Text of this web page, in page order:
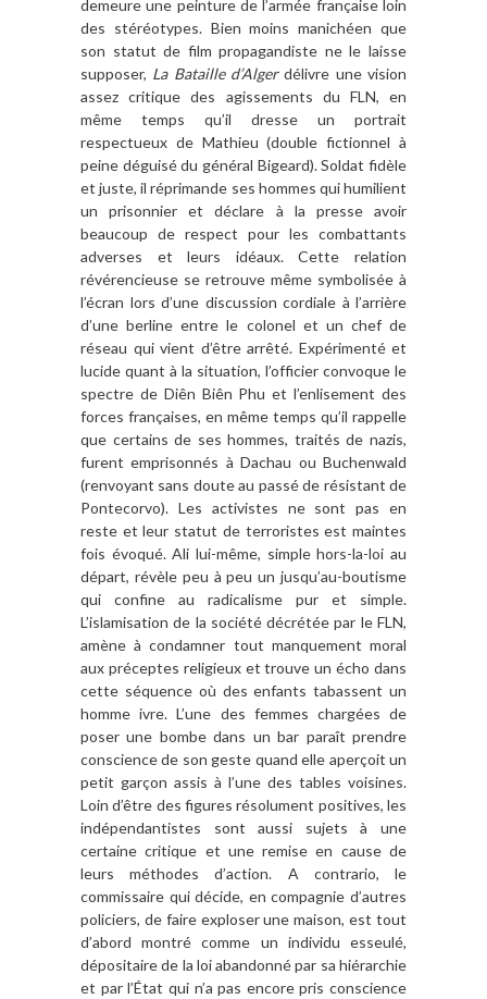
demeure une peinture de l’armée française loin
des stéréotypes. Bien moins manichéen que
son statut de film propagandiste ne le laisse
supposer, La Bataille d’Algerdélivre une vision
assez critique des agissements du FLN, en
même temps qu’il dresse un portrait
respectueux de Mathieu (double fictionnel à
peine déguisé du général Bigeard). Soldat fidèle
et juste, il réprimande ses hommes qui humilient
un prisonnier et déclare à la presse avoir
beaucoup de respect pour les combattants
adverses et leurs idéaux. Cette relation
révérencieuse se retrouve même symbolisée à
l’écran lors d’une discussion cordiale à l’arrière
d’une berline entre le colonel et un chef de
réseau qui vient d’être arrêté. Expérimenté et
lucide quant à la situation, l’officier convoque le
spectre de Diên Biên Phu et l’enlisement des
forces françaises, en même temps qu’il rappelle
que certains de ses hommes, traités de nazis,
furent emprisonnés à Dachau ou Buchenwald
(renvoyant sans doute au passé de résistant de
Pontecorvo). Les activistes ne sont pas en
reste et leur statut de terroristes est maintes
fois évoqué. Ali lui-même, simple hors-la-loi au
départ, révèle peu à peu un jusqu’au-boutisme
qui confine au radicalisme pur et simple.
L’islamisation de la société décrétée par le FLN,
amène à condamner tout manquement moral
aux préceptes religieux et trouve un écho dans
cette séquence où des enfants tabassent un
homme ivre. L’une des femmes chargées de
poser une bombe dans un bar paraît prendre
conscience de son geste quand elle aperçoit un
petit garçon assis à l’une des tables voisines.
Loin d’être des figures résolument positives, les
indépendantistes sont aussi sujets à une
certaine critique et une remise en cause de
leurs méthodes d’action. A contrario, le
commissaire qui décide, en compagnie d’autres
policiers, de faire exploser une maison, est tout
d’abord montré comme un individu esseulé,
dépositaire de la loi abandonné par sa hiérarchie
et par l’État qui n’a pas encore pris conscience